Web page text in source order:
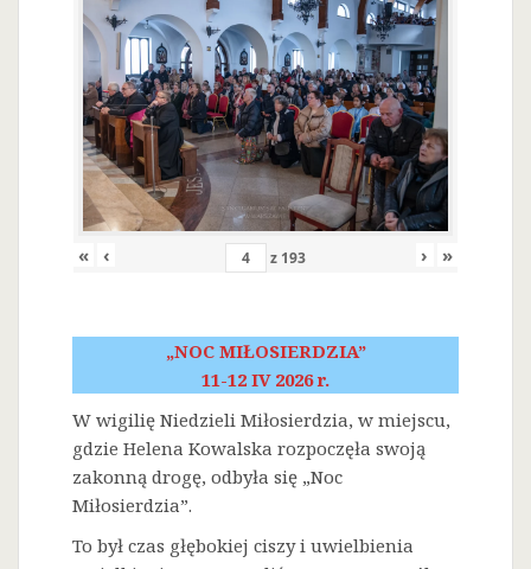
« ‹ z 193 › »
„NOC MIŁOSIERDZIA”
11-12 IV 2026 r.
W wigilię Niedzieli Miłosierdzia, w miejscu,
gdzie Helena Kowalska rozpoczęła swoją
zakonną drogę, odbyła się „Noc
Miłosierdzia”.
To był czas głębokiej ciszy i uwielbienia